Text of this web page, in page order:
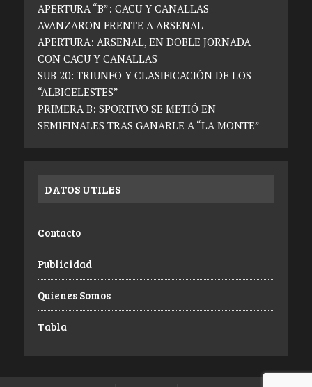
APERTURA “B”: CACU Y CANALLAS
AVANZARON FRENTE A ARSENAL
APERTURA: ARSENAL, EN DOBLE JORNADA
CON CACU Y CANALLAS
SUB 20: TRIUNFO Y CLASIFICACIÓN DE LOS
“ALBICELESTES”
PRIMERA B: SPORTIVO SE METIÓ EN
SEMIFINALES TRAS GANARLE A “LA MONTE”
DATOS UTILES
Contacto
Publicidad
Quienes Somos
Tabla